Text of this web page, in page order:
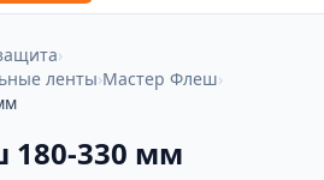
›
ленты›Мастер Флеш›
180-330 мм